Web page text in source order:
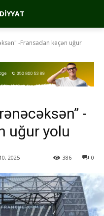
-Fransadan keçən uğur
-
uğur yolu
2025 0
386